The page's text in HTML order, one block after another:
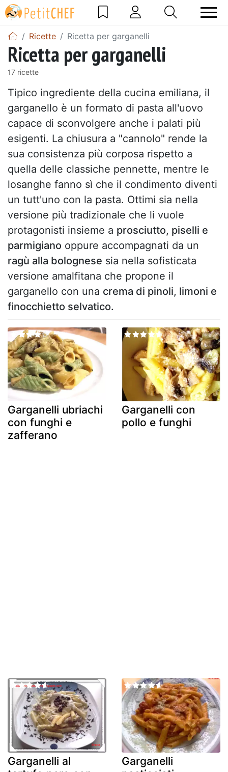
Ricette Ricetta per garganelli
Ricetta per garganelli
17 ricette
Tipico ingrediente della cucina emiliana, il
garganello è un formato di pasta all'uovo
capace di sconvolgere anche i palati più
esigenti. La chiusura a "cannolo" rende la
sua consistenza più corposa rispetto a
quella delle classiche pennette, mentre le
losanghe fanno sì che il condimento diventi
un tutt'uno con la pasta. Ottimi sia nella
versione più tradizionale che li vuole
protagonisti insieme a prosciutto, piselli e
parmigiano oppure accompagnati da un
ragù alla bolognese sia nella sofisticata
versione amalfitana che propone il
garganello con una crema di pinoli, limoni e
finocchietto selvatico.
Garganelli ubriachi
con funghi e
zafferano
Garganelli con
pollo e funghi
Garganelli al
Garganelli